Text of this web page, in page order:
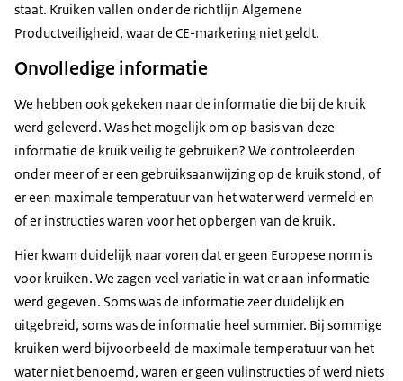
staat. Kruiken vallen onder de richtlijn Algemene
Productveiligheid, waar de CE-markering niet geldt.
Onvolledige informatie
We hebben ook gekeken naar de informatie die bij de kruik
werd geleverd. Was het mogelijk om op basis van deze
informatie de kruik veilig te gebruiken? We controleerden
onder meer of er een gebruiksaanwijzing op de kruik stond, of
er een maximale temperatuur van het water werd vermeld en
of er instructies waren voor het opbergen van de kruik.
Hier kwam duidelijk naar voren dat er geen Europese norm is
voor kruiken. We zagen veel variatie in wat er aan informatie
werd gegeven. Soms was de informatie zeer duidelijk en
uitgebreid, soms was de informatie heel summier. Bij sommige
kruiken werd bijvoorbeeld de maximale temperatuur van het
water niet benoemd, waren er geen vulinstructies of werd niets